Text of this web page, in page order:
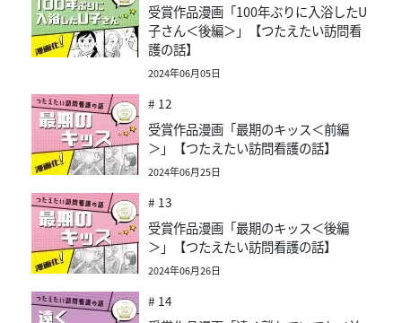
受賞作品漫画「100年ぶりに入浴したU
子さん＜後編＞」【つたえたい訪問看
護の話】
2024年06月05日
# 12
受賞作品漫画「最期のキッス＜前編
＞」【つたえたい訪問看護の話】
2024年06月25日
# 13
受賞作品漫画「最期のキッス＜後編
＞」【つたえたい訪問看護の話】
2024年06月26日
# 14